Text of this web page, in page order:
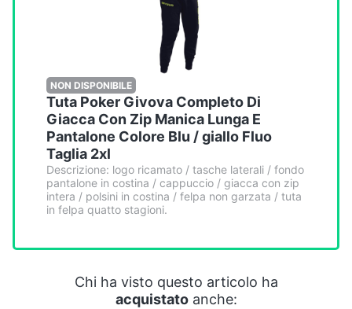
NON DISPONIBILE
Tuta Poker Givova Completo Di
Giacca Con Zip Manica Lunga E
Pantalone Colore Blu / giallo Fluo
Taglia 2xl
Descrizione: logo ricamato / tasche laterali / fondo
pantalone in costina / cappuccio / giacca con zip
intera / polsini in costina / felpa non garzata / tuta
in felpa quatto stagioni.
Chi ha visto questo articolo ha
acquistatoanche: